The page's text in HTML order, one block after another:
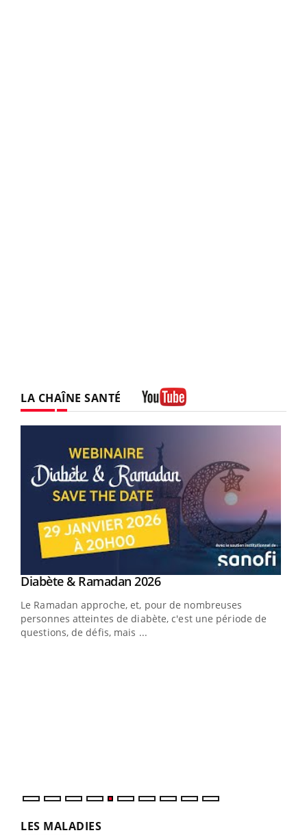
LA CHAÎNE SANTÉ
Youtube
Diabète & Ramadan 2026Youtube
Le Ramadan approche, et, pour de nombreuses
personnes atteintes de diabète, c'est une période de
questions, de défis, mais ...
LES MALADIES